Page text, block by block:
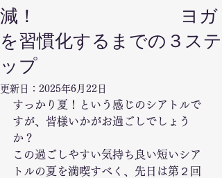
減！ ヨガ
を習慣化するまでの３ステ
ップ
更新日： 2025年6月22日
すっかり夏！という感じのシアトルで
すが、皆様いかがお過ごしでしょう
か？
この過ごしやすい気持ち良い短いシア
トルの夏を満喫すべく、先日は第２回